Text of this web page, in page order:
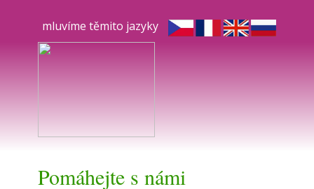
mluvíme těmito jazyky
Pomáhejte s námi